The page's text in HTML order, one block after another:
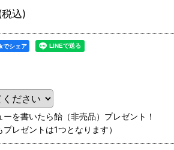
税込)
でシェア
を書いたら飴（非売品）プレゼント！
プレゼントは1つとなります）